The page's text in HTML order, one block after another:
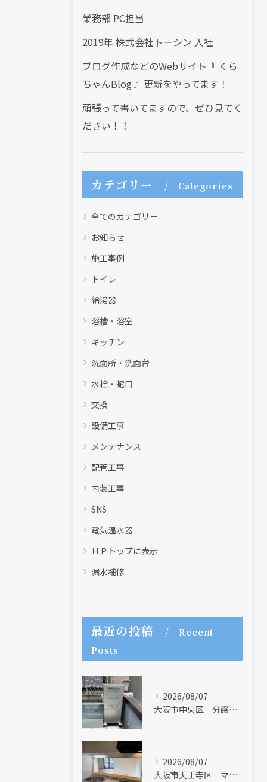
業務部 PC担当
2019年 株式会社トーシン 入社
ブログ作成などのWebサイト『 くら
ちゃんBlog 』更新をやってます！
頑張って書いてますので、ぜひ見てく
ださい！！
カテゴリー Categories
全てのカテゴリー
お知らせ
施工事例
トイレ
給湯器
浴槽・浴室
キッチン
洗面所・洗面台
水栓・蛇口
交換
設備工事
メンテナンス
配管工事
内装工事
SNS
電気温水器
ＨＰトップに表示
漏水補修
最近の投稿
Recent
Posts
2026/08/07
大阪市中央区 分譲マンションの給湯器取替リフォーム工事 UV除菌機能搭載給湯器
2026/08/07
大阪市天王寺区 マンションのキッチン取替及び内装リフォーム工事 クリナップ